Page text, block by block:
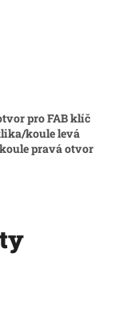
pro FAB klíč
koule levá
pravá otvor